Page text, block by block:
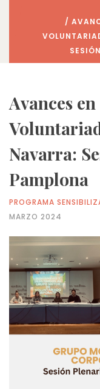
/
Avances
Navarra:
Pamplona
PROGRAMA
MARZO 2024